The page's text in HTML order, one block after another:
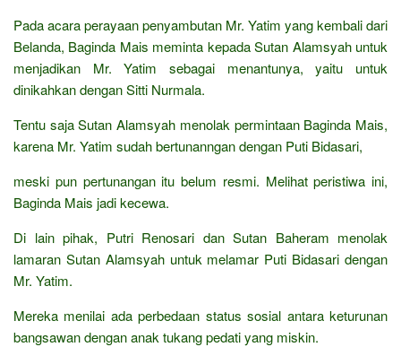
Pada acara perayaan penyambutan Mr. Yatim yang kembali dari
Belanda, Baginda Mais meminta kepada Sutan Alamsyah untuk
menjadikan Mr. Yatim sebagai menantunya, yaitu untuk
dinikahkan dengan Sitti Nurmala.
Tentu saja Sutan Alamsyah menolak permintaan Baginda Mais,
karena Mr. Yatim sudah bertunanngan dengan Puti Bidasari,
meski pun pertunangan itu belum resmi. Melihat peristiwa ini,
Baginda Mais jadi kecewa.
Di lain pihak, Putri Renosari dan Sutan Baheram menolak
lamaran Sutan Alamsyah untuk melamar Puti Bidasari dengan
Mr. Yatim.
Mereka menilai ada perbedaan status sosial antara keturunan
bangsawan dengan anak tukang pedati yang miskin.